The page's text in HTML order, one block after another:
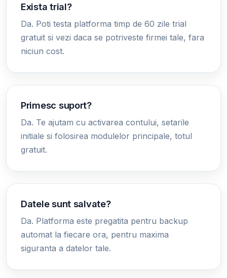
Exista trial?
Da. Poti testa platforma timp de 60 zile trial
gratuit si vezi daca se potriveste firmei tale, fara
niciun cost.
Primesc suport?
Da. Te ajutam cu activarea contului, setarile
initiale si folosirea modulelor principale, totul
gratuit.
Datele sunt salvate?
Da. Platforma este pregatita pentru backup
automat la fiecare ora, pentru maxima
siguranta a datelor tale.